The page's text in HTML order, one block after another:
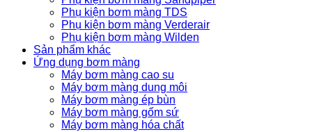
Phụ kiện bơm màng TDS
Phụ kiện bơm màng Verderair
Phụ kiện bơm màng Wilden
Sản phẩm khác
Ứng dụng bơm màng
Máy bơm màng cao su
Máy bơm màng dung môi
Máy bơm màng ép bùn
Máy bơm màng gốm sứ
Máy bơm màng hóa chất